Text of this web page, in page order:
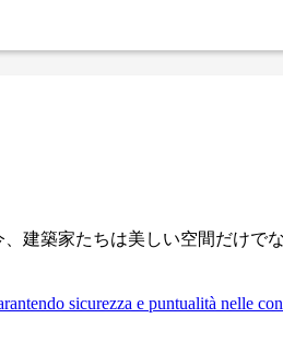
建築家たちは美しい空間だけで